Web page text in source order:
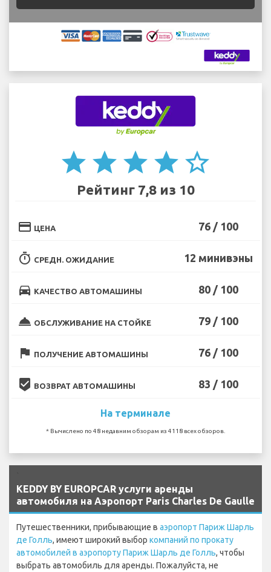
star star star star star_border
Рейтинг 7,8 из 10
credit_card ЦЕНА 76 / 100
timer СРЕДН. ОЖИДАНИЕ 12 минивэны
directions_car КАЧЕСТВО АВТОМАШИНЫ 80 / 100
room_service ОБСЛУЖИВАНИЕ НА СТОЙКЕ 79 / 100
flag ПОЛУЧЕНИЕ АВТОМАШИНЫ 76 / 100
beenhere ВОЗВРАТ АВТОМАШИНЫ 83 / 100
На терминале
* Вычислено по 48 недавним обзорам из 4118 всех обзоров.
KEDDY BY EUROPCAR услуги аренды
автомобиля на Аэропорт Paris Charles De Gaulle
Путешественники, прибывающие в аэропорт Париж Шарль
де Голль, имеют широкий выбор компаний по прокату
автомобилей в аэропорту Париж Шарль де Голль, чтобы
выбрать автомобиль для аренды. Пожалуйста, не